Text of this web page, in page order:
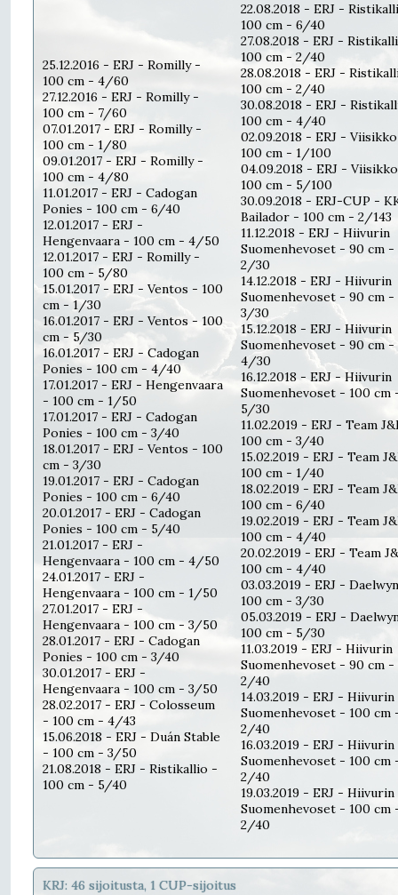
25.12.2016 - ERJ - Romilly -
100 cm - 4/60
27.12.2016 - ERJ - Romilly -
100 cm - 7/60
07.01.2017 - ERJ - Romilly -
100 cm - 1/80
09.01.2017 - ERJ - Romilly -
100 cm - 4/80
11.01.2017 - ERJ - Cadogan
Ponies - 100 cm - 6/40
12.01.2017 - ERJ -
Hengenvaara - 100 cm - 4/50
12.01.2017 - ERJ - Romilly -
100 cm - 5/80
15.01.2017 - ERJ - Ventos - 100
cm - 1/30
16.01.2017 - ERJ - Ventos - 100
cm - 5/30
16.01.2017 - ERJ - Cadogan
Ponies - 100 cm - 4/40
17.01.2017 - ERJ - Hengenvaara
- 100 cm - 1/50
17.01.2017 - ERJ - Cadogan
Ponies - 100 cm - 3/40
18.01.2017 - ERJ - Ventos - 100
cm - 3/30
19.01.2017 - ERJ - Cadogan
Ponies - 100 cm - 6/40
20.01.2017 - ERJ - Cadogan
Ponies - 100 cm - 5/40
21.01.2017 - ERJ -
Hengenvaara - 100 cm - 4/50
24.01.2017 - ERJ -
Hengenvaara - 100 cm - 1/50
27.01.2017 - ERJ -
Hengenvaara - 100 cm - 3/50
28.01.2017 - ERJ - Cadogan
Ponies - 100 cm - 3/40
30.01.2017 - ERJ -
Hengenvaara - 100 cm - 3/50
28.02.2017 - ERJ - Colosseum
- 100 cm - 4/43
15.06.2018 - ERJ - Duán Stable
- 100 cm - 3/50
21.08.2018 - ERJ - Ristikallio -
100 cm - 5/40
22.08.2018 - ERJ -
100 cm - 6/40
27.08.2018 - ERJ -
100 cm - 2/40
28.08.2018 - ERJ -
100 cm - 2/40
30.08.2018 - ERJ -
100 cm - 4/40
02.09.2018 - ERJ -
100 cm - 1/100
04.09.2018 - ERJ -
100 cm - 5/100
30.09.2018 - ERJ-CUP -
Bailador - 100 cm - 2/143
11.12.2018 - ERJ - Hiivurin
Suomenhevoset - 90 cm -
2/30
14.12.2018 - ERJ - Hiivurin
Suomenhevoset - 90 cm -
3/30
15.12.2018 - ERJ - Hiivurin
Suomenhevoset - 90 cm -
4/30
16.12.2018 - ERJ - Hiivurin
Suomenhevoset - 100 cm
5/30
11.02.2019 - ERJ - Team
100 cm - 3/40
15.02.2019 - ERJ - Team
100 cm - 1/40
18.02.2019 - ERJ - Team
100 cm - 6/40
19.02.2019 - ERJ - Team
100 cm - 4/40
20.02.2019 - ERJ - Team
100 cm - 4/40
03.03.2019 - ERJ -
100 cm - 3/30
05.03.2019 - ERJ -
100 cm - 5/30
11.03.2019 - ERJ - Hiivurin
Suomenhevoset - 90 cm -
2/40
14.03.2019 - ERJ - Hiivurin
Suomenhevoset - 100 cm
2/40
16.03.2019 - ERJ - Hiivurin
Suomenhevoset - 100 cm
2/40
19.03.2019 - ERJ - Hiivurin
Suomenhevoset - 100 cm
2/40
KRJ: 46 sijoitusta, 1 CUP-sijoitus